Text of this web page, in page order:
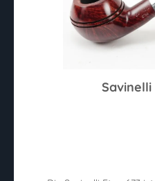
Savinelli